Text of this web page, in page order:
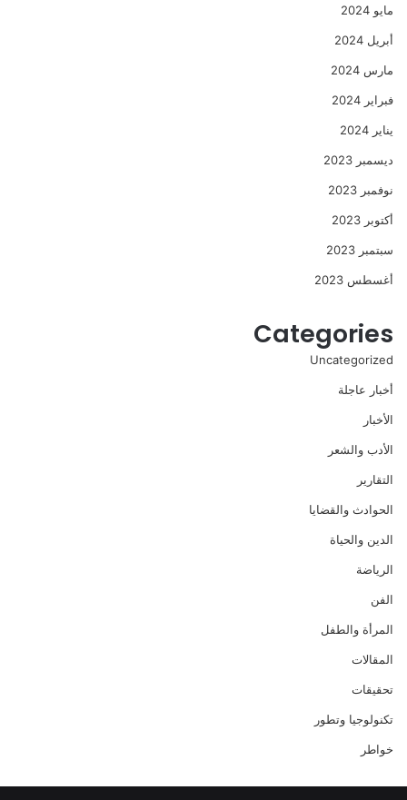
مايو 2024
أبريل 2024
مارس 2024
فبراير 2024
يناير 2024
ديسمبر 2023
نوفمبر 2023
أكتوبر 2023
سبتمبر 2023
أغسطس 2023
Categories
Uncategorized
أخبار عاجلة
الأخبار
الأدب والشعر
التقارير
الحوادث والقضايا
الدين والحياة
الرياضة
الفن
المرأة والطفل
المقالات
تحقيقات
تكنولوجيا وتطور
خواطر